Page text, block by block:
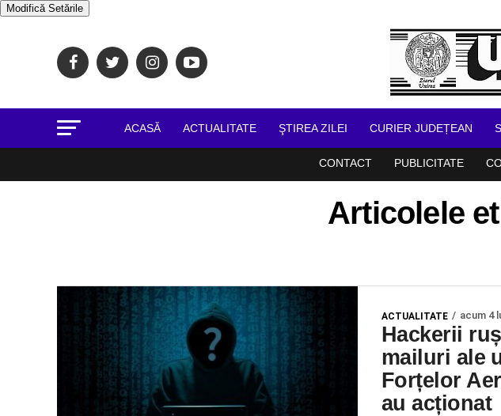
Modifică Setările
ACASĂ ACTUALITATE ŞTIREA ZILEI CURIER JUDEȚEAN
CONTACT PUBLICITATE
Articolele
ACTUALITATE acum 4
Hackerii
mailuri ale
Forțelor
au acționat